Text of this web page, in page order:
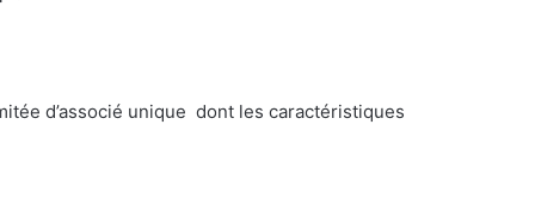
d’associé unique dont les caractéristiques